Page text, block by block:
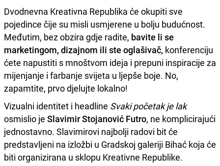
Dvodnevna Kreativna Republika će okupiti sve
pojedince čije su misli usmjerene u bolju budućnost.
Međutim, bez obzira gdje radite, bavite li se
marketingom, dizajnom ili ste oglašivač, konferenciju
ćete napustiti s mnoštvom ideja i prepuni inspiracije za
mijenjanje i farbanje svijeta u ljepše boje. No,
zapamtite, prvo djelujte lokalno!
Vizualni identitet i headline Svaki početak je lak
osmislio je Slavimir Stojanović Futro, ne komplicirajući
jednostavno. Slavimirovi najbolji radovi bit će
predstavljeni na izložbi u Gradskoj galeriji Bihać koja će
biti organizirana u sklopu Kreativne Republike.